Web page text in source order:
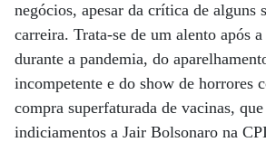
negócios, apesar da crítica de alguns
carreira. Trata-se de um alento após
durante a pandemia, do
incompetente e do show de horrores
compra superfaturada de vacinas,
indiciamentos a Jair Bolsonaro na